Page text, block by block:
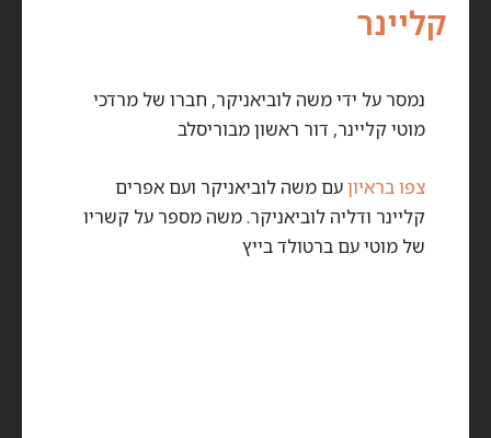
קליינר
נמסר על ידי משה לוביאניקר, חברו של מרדכי
מוטי קליינר, דור ראשון מבוריסלב
צפו בראיוןעם משה לוביאניקר ועם אפרים
קליינר ודליה לוביאניקר. משה מספר על קשריו
של מוטי עם ברטולד בייץ